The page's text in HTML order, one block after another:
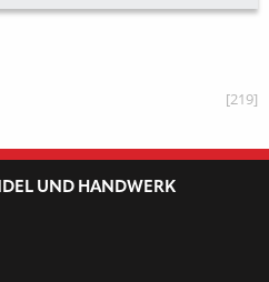
[219]
UND HANDWERK